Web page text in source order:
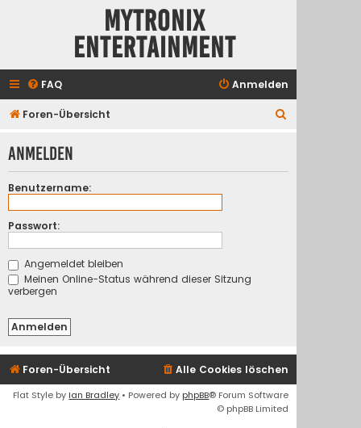
Mytronix
Entertainment
FAQ Anmelden
Foren-Übersicht
h
Anmelden
Benutzername:
Passwort:
Angemeldet bleiben
Meinen Online-Status während dieser Sitzung
verbergen
Foren-Übersicht Alle Cookies löschen
Flat Style by Ian Bradley • Powered by phpBB® Forum Software
© phpBB Limited